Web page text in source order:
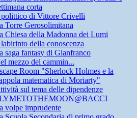
corta
di Vittore Crivelli
Torre Gerosolimitana
Chiesa della Madonna dei Lumi
della conoscenza
saga fantasy di Gianfranco
mezzo del cammin...
Room "Sherlock Holmes e la
matematica di Moriarty"
sul tema delle dipendenze
volpe imprudente